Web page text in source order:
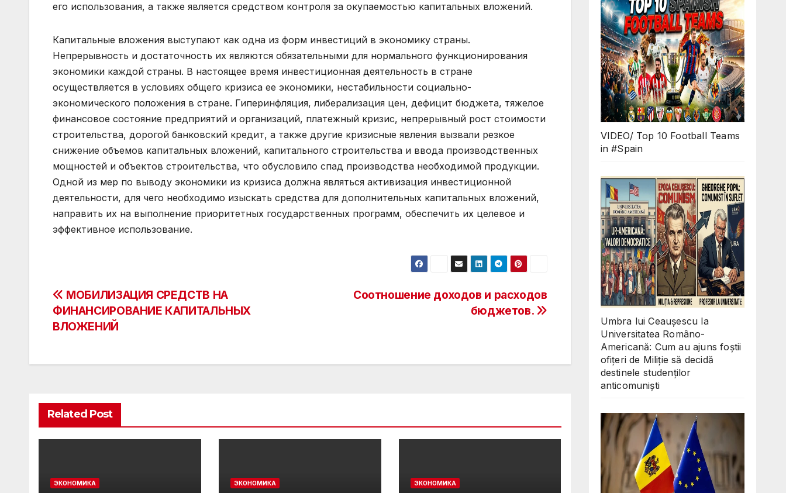
его использования, а также является средством контроля за окупаемостью капитальных вложений.
Капитальные вложения выступают как одна из форм инвестиций в экономику страны.
Непрерывность и достаточность их являются обязательными для нормального функционирования
экономики каждой страны. В настоящее время инвестиционная деятельность в стране
осуществляется в условиях общего кризиса ее экономики, нестабильности социально-
экономического положения в стране. Гиперинфляция, либерализация цен, дефицит бюджета, тяжелое
финансовое состояние предприятий и организаций, платежный кризис, непрерывный рост стоимости
строительства, дорогой банковский кредит, а также другие кризисные явления вызвали резкое
снижение объемов капитальных вложений, капитального строительства и ввода производственных
мощностей и объектов строительства, что обусловило спад производства необходимой продукции.
Одной из мер по выводу экономики из кризиса должна являться активизация инвестиционной
деятельности, для чего необходимо изыскать средства для дополнительных капитальных вложений,
направить их на выполнение приоритетных государственных программ, обеспечить их целевое и
эффективное использование.
Post
navigation
Соотношение доходов и расходов
бюджетов.
МОБИЛИЗАЦИЯ СРЕДСТВ НА
ФИНАНСИРОВАНИЕ КАПИТАЛЬНЫХ
ВЛОЖЕНИЙ
Related Post
ЭКОНОМИКА ЭКОНОМИКА ЭКОНОМИКА
VIDEO/ Top 10 Football Teams
in #Spain
Umbra lui Ceaușescu la
Universitatea Româno-
Americană: Cum au ajuns foștii
ofițeri de Miliție să decidă
destinele studenților
anticomuniști